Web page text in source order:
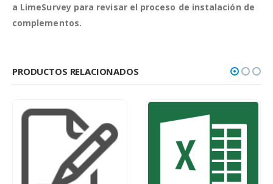
a LimeSurvey para revisar el proceso de instalación de
complementos.
PRODUCTOS RELACIONADOS